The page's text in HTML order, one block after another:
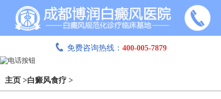
免费咨询热线： 400-005-7879
主页 >白癜风食疗 >